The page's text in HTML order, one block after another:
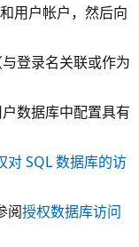
用户帐户，然后向
登录名关联或作为
数据库中配置具有
对 SQL 数据库的访
阅授权数据库访问